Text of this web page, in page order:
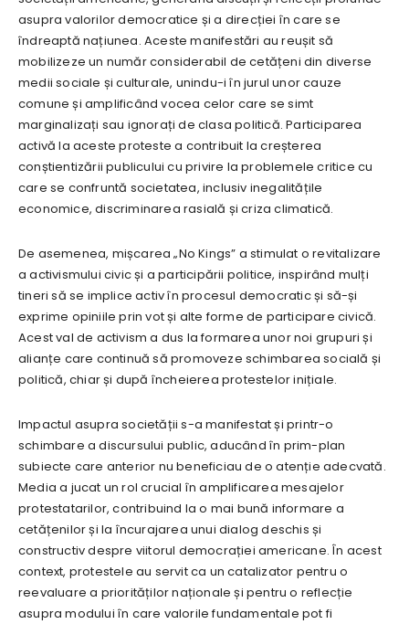
asupra valorilor democratice și a direcției în care se
îndreaptă națiunea. Aceste manifestări au reușit să
mobilizeze un număr considerabil de cetățeni din diverse
medii sociale și culturale, unindu-i în jurul unor cauze
comune și amplificând vocea celor care se simt
marginalizați sau ignorați de clasa politică. Participarea
activă la aceste proteste a contribuit la creșterea
conștientizării publicului cu privire la problemele critice cu
care se confruntă societatea, inclusiv inegalitățile
economice, discriminarea rasială și criza climatică.
De asemenea, mișcarea „No Kings” a stimulat o revitalizare
a activismului civic și a participării politice, inspirând mulți
tineri să se implice activ în procesul democratic și să-și
exprime opiniile prin vot și alte forme de participare civică.
Acest val de activism a dus la formarea unor noi grupuri și
alianțe care continuă să promoveze schimbarea socială și
politică, chiar și după încheierea protestelor inițiale.
Impactul asupra societății s-a manifestat și printr-o
schimbare a discursului public, aducând în prim-plan
subiecte care anterior nu beneficiau de o atenție adecvată.
Media a jucat un rol crucial în amplificarea mesajelor
protestatarilor, contribuind la o mai bună informare a
cetățenilor și la încurajarea unui dialog deschis și
constructiv despre viitorul democrației americane. În acest
context, protestele au servit ca un catalizator pentru o
reevaluare a priorităților naționale și pentru o reflecție
asupra modului în care valorile fundamentale pot fi